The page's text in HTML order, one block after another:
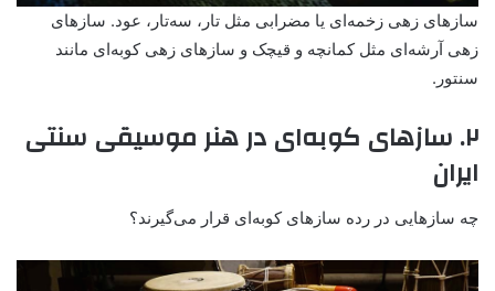
سازهای زهی زخمه‌ای یا مضرابی مثل تار، سه‌تار، عود. سازهای
زهی آرشه‌ای مثل کمانچه و قیچک و سازهای زهی کوبه‌ای مانند
سنتور.
۲. سازهای کوبه‌ای در هنر موسیقی سنتی
ایران
چه سازهایی در رده سازهای کوبه‌ای قرار می‌گیرند؟